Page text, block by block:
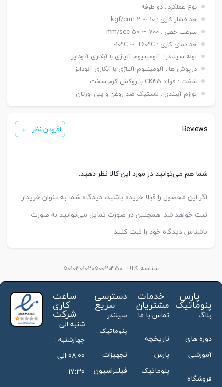
۵۰ ~ ۱۵۰۰ mm / ø ۱۶۰ -> ۵۰ ~ ۲۰۰۰ mm / ø ۲۰۰ ->
۵۰ ~ ۲۶۰۰ mm
سرشفت
دنده ماندگی ,دنده نری
بست
نصبی
کمره ای H / بست دو شاخه مادگی Y / بست چشمی
بست لولایی مادگی عقب CB / بست لولایی دوطرفه
عقب CAB / بست لولایی سکودار عقب CAS
سنسور
نوع عملکرد : دو طرفه
حد فشار کاری : 10 ∼ 2 kgf/cm²
سرعت خطی : 700 ∼ 50 mm/sec
حد دمای کاری : 10ºC ∼ +60ºC-
لوله سیلندر : آلومینیوم آلیاژی با آبکاری آنودایز
درپوش ها : آلومینیوم آلیاژی با آبکاری آنودایز
شفت : فولاد CK45 با روکش کرم سخت
لوازم آببندی : لاستیک ضد روغن و پلی اورتان
Reviews افزودن نظر
شما هم می‌توانید در مورد این کالا نظر دهید.
اگر این محصول را قبلا خریده باشید، دیدگاه شما به عنوان خریدار
ثبت خواهد شد. همچنین در صورت تمایل می‌توانید به صورت
ناشناس دیدگاه خود را ثبت کنید.
شناسه کالا : 501030102050020450
پارس
پنوماتیک
بلاگ
دوره های
آموزشی
فروشگاه
خدمات
مشتریان
تماس با ما
تاریخچه
پارس
پنوماتیک
دسترسی
سریع
سیلندر
پنوماتیک
تجهیزات
فیلتراسیون
ساعت
کاری
شرکت
شنبه الی
چهارشنبه :
08:00 الی
17:30